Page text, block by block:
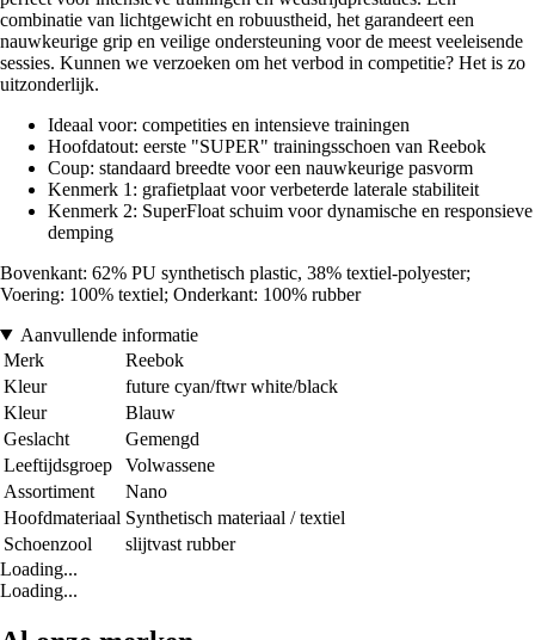
combinatie van lichtgewicht en robuustheid, het garandeert een
nauwkeurige grip en veilige ondersteuning voor de meest veeleisende
sessies. Kunnen we verzoeken om het verbod in competitie? Het is zo
uitzonderlijk.
Ideaal voor: competities en intensieve trainingen
Hoofdatout: eerste "SUPER" trainingsschoen van Reebok
Coup: standaard breedte voor een nauwkeurige pasvorm
Kenmerk 1: grafietplaat voor verbeterde laterale stabiliteit
Kenmerk 2: SuperFloat schuim voor dynamische en responsieve
demping
Bovenkant: 62% PU synthetisch plastic, 38% textiel-polyester;
Voering: 100% textiel; Onderkant: 100% rubber
Aanvullende informatie
Merk
Reebok
Kleur
future cyan/ftwr white/black
Kleur
Blauw
Geslacht
Gemengd
Leeftijdsgroep
Volwassene
Assortiment
Nano
Hoofdmateriaal Synthetisch materiaal / textiel
Schoenzool
slijtvast rubber
Loading...
Loading...